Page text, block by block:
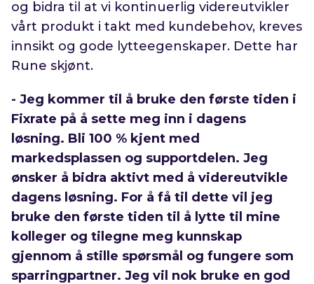
og bidra til at vi kontinuerlig videreutvikler
vårt produkt i takt med kundebehov, kreves
innsikt og gode lytteegenskaper. Dette har
Rune skjønt.
- Jeg kommer til å bruke den første tiden i
Fixrate på å sette meg inn i dagens
løsning. Bli 100 % kjent med
markedsplassen og supportdelen. Jeg
ønsker å bidra aktivt med å videreutvikle
dagens løsning. For å få til dette vil jeg
bruke den første tiden til å lytte til mine
kolleger og tilegne meg kunnskap
gjennom å stille spørsmål og fungere som
sparringpartner. Jeg vil nok bruke en god